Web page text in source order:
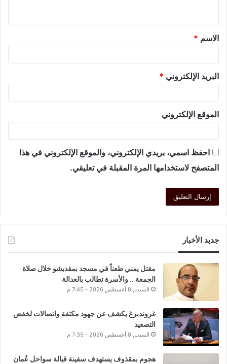
الاسم *
البريد الإلكتروني *
الموقع الإلكتروني
احفظ اسمي، بريدي الإلكتروني، والموقع الإلكتروني في هذا
المتصفح لاستخدامها المرة المقبلة في تعليقي.
جديد الأخبار
مقتل يمني طعناً في مسجد بمقديشو خلال صلاة
الجمعة .. والأسرة تطالب بالعدالة
السبت, 8 أغسطس 2026 - 7:45 م
غروندبرغ يكشف عن جهود مكثفة واتصالات لخفض
التصعيد
السبت, 8 أغسطس 2026 - 7:35 م
هجوم بمقذوف يستهدف سفينة قبالة سواحل عُمان